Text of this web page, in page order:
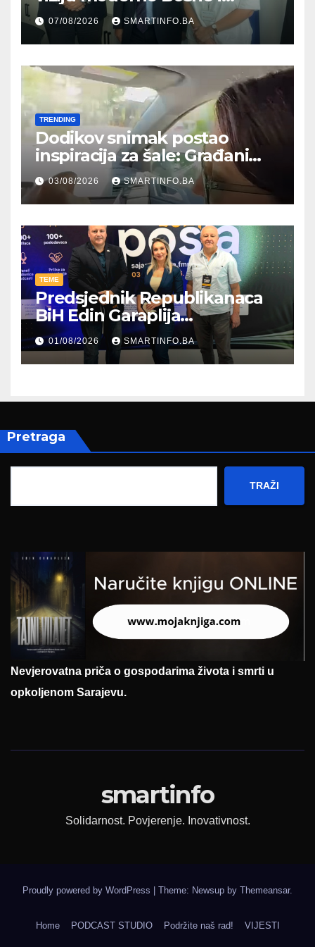
Hercegovine ambasadoru
Njemačke
07/08/2026 SMARTINFO.BA
TRENDING
Dodikov snimak postao
inspiracija za šale: Građani
kroz parodiju poslali poruku
03/08/2026 SMARTINFO.BA
TEME
Predsjednik Republikanaca
BiH Edin Garaplija
prisustvovao prezentaciji
Federalnog sajma
zapošljavanja
01/08/2026 SMARTINFO.BA
Pretraga
TRAŽI
Nevjerovatna priča o gospodarima života i smrti u
opkoljenom Sarajevu.
smartinfo
Solidarnost. Povjerenje. Inovativnost.
Proudly powered by WordPress | Theme: Newsup by Themeansar.
Home PODCAST STUDIO Podržite naš rad! VIJESTI